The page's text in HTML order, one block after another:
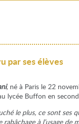
par ses élèves
, né à Paris le 22
lycée Buffon en
le plus, ce sont ses
rabâchage à l’usage